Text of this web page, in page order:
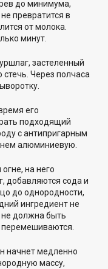
до минимума,
превратится в
от молока.
минут.
застеленный
Через полчаса
его
подходящий
с антипригарным
алюминиевую.
на него
добавляются сода и
до однородности,
ингредиент не
не должна быть
перемешиваются.
начнет медленно
массу,